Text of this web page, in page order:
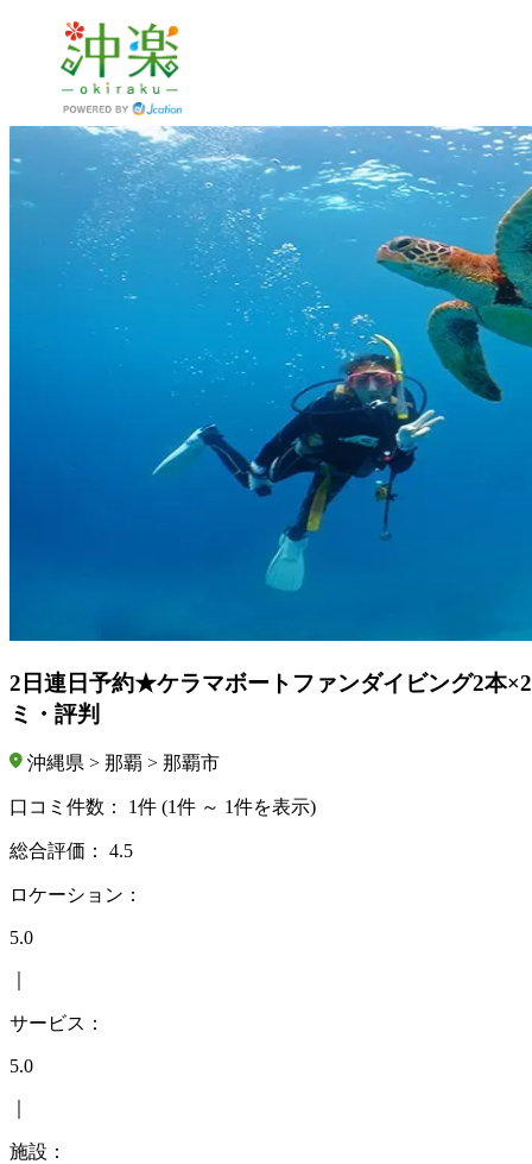
2日連日予約★ケラマボートファンダイビング2本
ミ・評判
沖縄県 > 那覇 > 那覇市
口コミ件数： 1件 (1件 ～ 1件を表示)
総合評価： 4.5
ロケーション：
5.0
サービス：
5.0
施設：